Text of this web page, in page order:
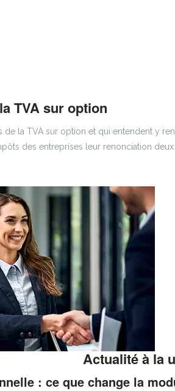
TVA sur option
la TVA sur option et qui entendent y
des entreprises leur renonciation
Actualité à la
: ce que change la